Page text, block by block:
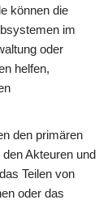
können die
im
oder
helfen,
den primären
Akteuren und
Teilen von
oder das